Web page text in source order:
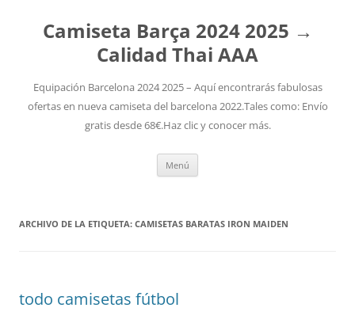
Camiseta Barça 2024 2025 →
Calidad Thai AAA
Equipación Barcelona 2024 2025 – Aquí encontrarás fabulosas
ofertas en nueva camiseta del barcelona 2022.Tales como: Envío
gratis desde 68€.Haz clic y conocer más.
Menú
ARCHIVO DE LA ETIQUETA: CAMISETAS BARATAS IRON MAIDEN
todo camisetas fútbol